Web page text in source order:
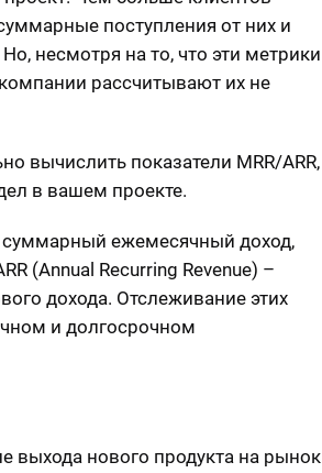
поступления от них и
несмотря на то, что эти метрики
рассчитывают их не
вычислить показатели MRR/ARR,
в вашем проекте.
суммарный ежемесячный доход,
(Annual Recurring Revenue) –
дохода. Отслеживание этих
и долгосрочном
выхода нового продукта на рынок